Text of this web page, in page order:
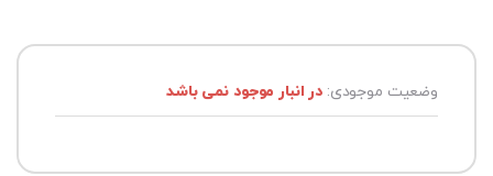
وضعیت موجودی:در انبار موجود نمی باشد